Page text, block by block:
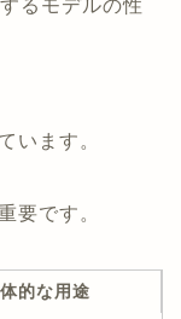
るモデルの性
います。
要です。
的な用途